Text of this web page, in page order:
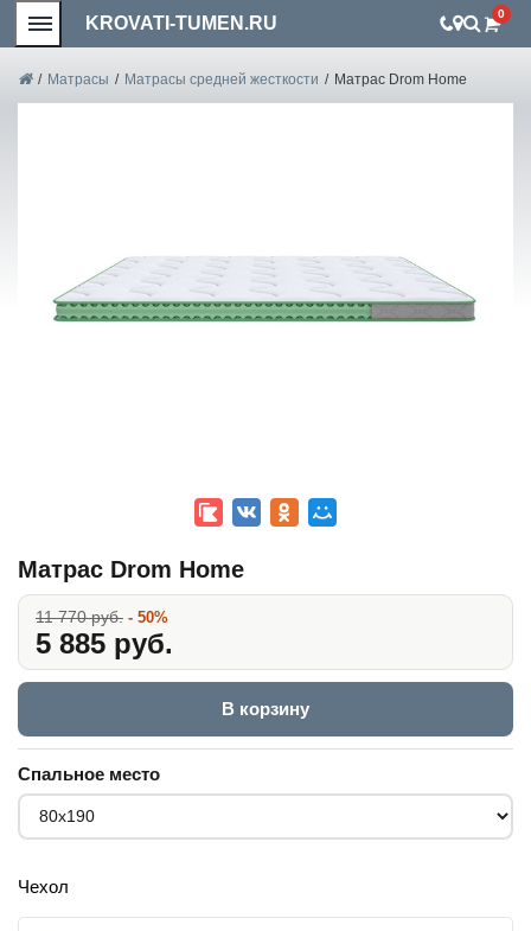
KROVATI-TUMEN.RU 0
/ Матрасы / Матрасы средней жесткости / Матрас Drom Home
Матрас Drom Home
11 770 руб. - 50%
5 885 руб.
В корзину
Спальное место
Чехол